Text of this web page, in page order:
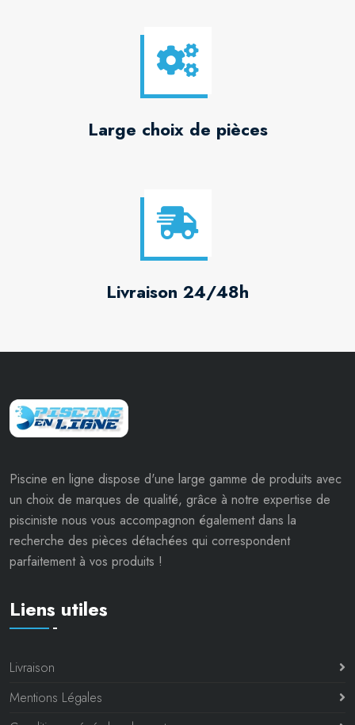
Large choix de pièces
Livraison 24/48h
Piscine en ligne dispose d'une large gamme de produits avec
un choix de marques de qualité, grâce à notre expertise de
pisciniste nous vous accompagnon également dans la
recherche des pièces détachées qui correspondent
parfaitement à vos produits !
Liens utiles
Livraison
Mentions Légales